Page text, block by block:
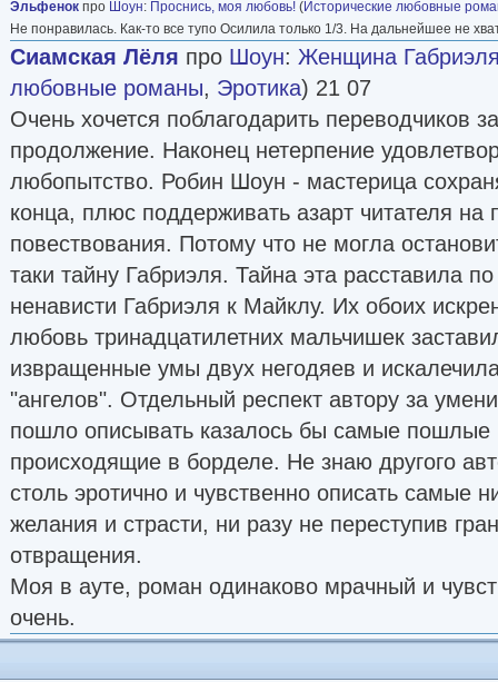
Эльфенок про Шоун: Проснись, моя любовь! (Исторические любовные
Не понравилась. Как-то все тупо Осилила только 1/3. На дальнейшее не
Сиамская Лёля про Шоун: Женщина
любовные романы, Эротика) 21 07
Очень хочется поблагодарить переводчиков
продолжение. Наконец нетерпение
любопытство. Робин Шоун - мастерица
конца, плюс поддерживать азарт читателя на
повествования. Потому что не могла
таки тайну Габриэля. Тайна эта расставила
ненависти Габриэля к Майклу. Их обоих
любовь тринадцатилетних мальчишек
извращенные умы двух негодяев и
"ангелов". Отдельный респект автору за
пошло описывать казалось бы самые
происходящие в борделе. Не знаю другого
столь эротично и чувственно описать самые
желания и страсти, ни разу не переступив
отвращения.
Моя в ауте, роман одинаково мрачный и
очень.